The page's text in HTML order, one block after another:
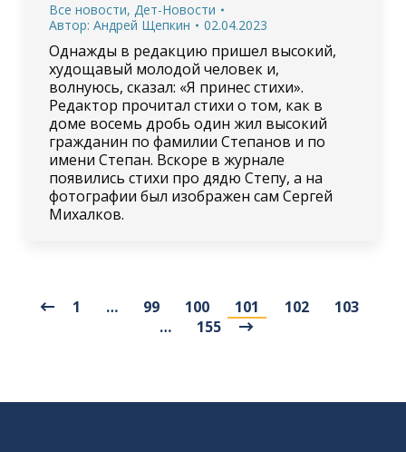
Все новости, Дет-Новости
Автор: Андрей Щепкин 02.04.2023
Однажды в редакцию пришел высокий,
худощавый молодой человек и,
волнуюсь, сказал: «Я принес стихи».
Редактор прочитал стихи о том, как в
доме восемь дробь один жил высокий
гражданин по фамилии Степанов и по
имени Степан. Вскоре в журнале
появились стихи про дядю Степу, а на
фотографии был изображен сам Сергей
Михалков.
1 … 99 100 101 102
103
…
155